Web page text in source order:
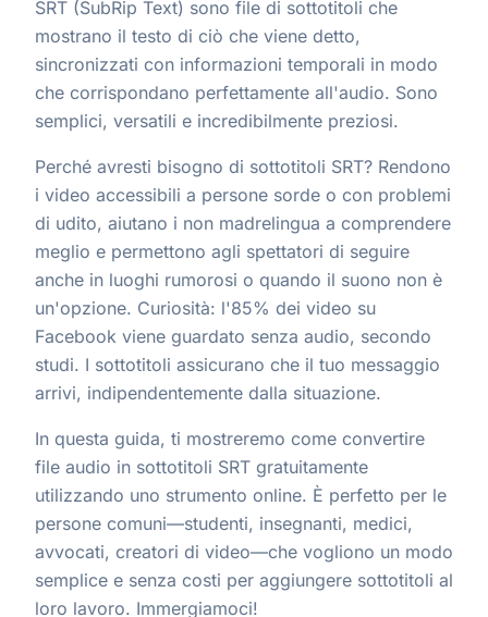
SRT (SubRip Text) sono file di sottotitoli che
mostrano il testo di ciò che viene detto,
sincronizzati con informazioni temporali in modo
che corrispondano perfettamente all'audio. Sono
semplici, versatili e incredibilmente preziosi.
Perché avresti bisogno di sottotitoli SRT? Rendono
i video accessibili a persone sorde o con problemi
di udito, aiutano i non madrelingua a comprendere
meglio e permettono agli spettatori di seguire
anche in luoghi rumorosi o quando il suono non è
un'opzione. Curiosità: l'85% dei video su
Facebook viene guardato senza audio, secondo
studi. I sottotitoli assicurano che il tuo messaggio
arrivi, indipendentemente dalla situazione.
In questa guida, ti mostreremo come convertire
file audio in sottotitoli SRT gratuitamente
utilizzando uno strumento online. È perfetto per le
persone comuni—studenti, insegnanti, medici,
avvocati, creatori di video—che vogliono un modo
semplice e senza costi per aggiungere sottotitoli al
loro lavoro. Immergiamoci!